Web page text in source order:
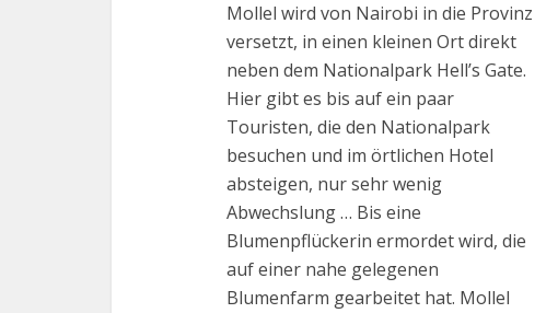
Mollel wird von Nairobi in die Provinz
versetzt, in einen kleinen Ort direkt
neben dem Nationalpark Hell’s Gate.
Hier gibt es bis auf ein paar
Touristen, die den Nationalpark
besuchen und im örtlichen Hotel
absteigen, nur sehr wenig
Abwechslung … Bis eine
Blumenpflückerin ermordet wird, die
auf einer nahe gelegenen
Blumenfarm gearbeitet hat. Mollel